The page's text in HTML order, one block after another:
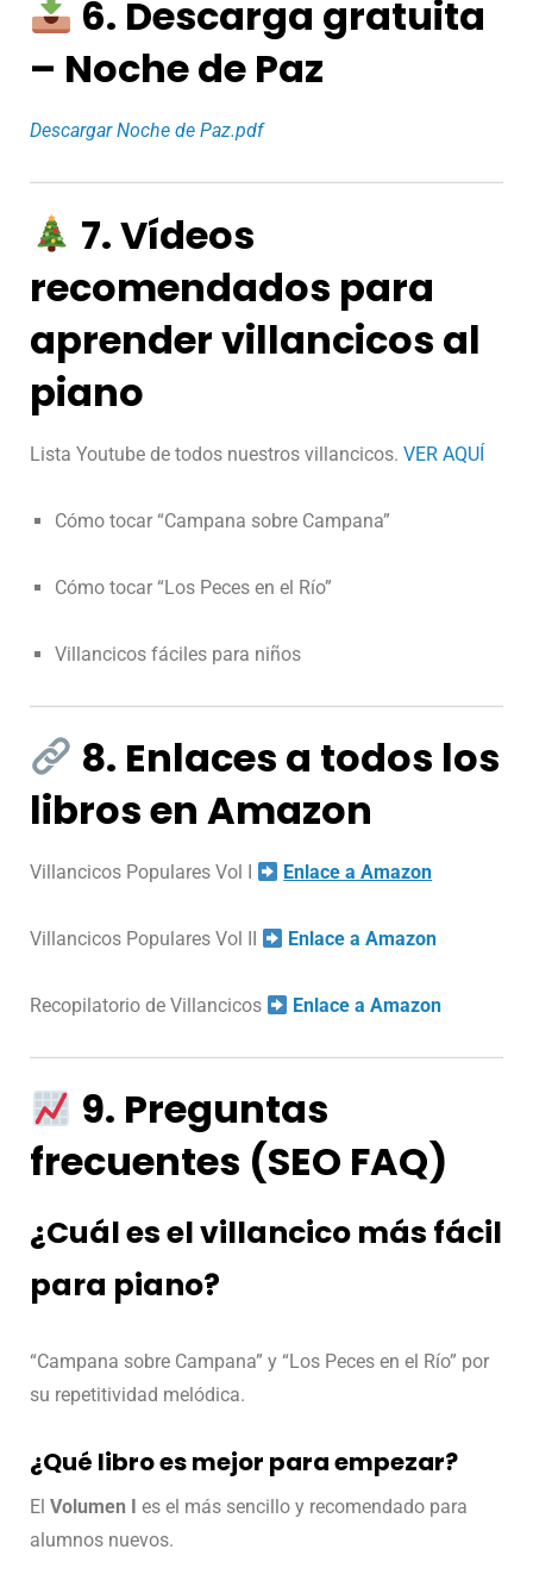
6. Descarga gratuita
– Noche de Paz
Descargar Noche de Paz.pdf
7. Vídeos
recomendados para
aprender villancicos al
piano
Lista Youtube de todos nuestros villancicos. VER AQUÍ
Cómo tocar “Campana sobre Campana”
Cómo tocar “Los Peces en el Río”
Villancicos fáciles para niños
8. Enlaces a todos los
libros en Amazon
Villancicos Populares Vol I Enlace a Amazon
Villancicos Populares Vol II Enlace a Amazon
Recopilatorio de Villancicos Enlace a Amazon
9. Preguntas
frecuentes (SEO FAQ)
¿Cuál es el villancico más fácil
para piano?
“Campana sobre Campana” y “Los Peces en el Río” por
su repetitividad melódica.
¿Qué libro es mejor para empezar?
El Volumen I
es el más sencillo y recomendado para
alumnos nuevos.